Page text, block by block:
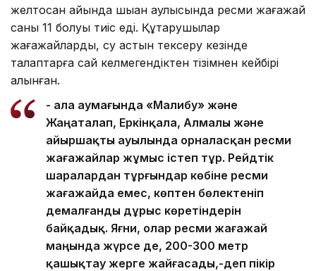
желтоқсан айында шыққан қаулысында ресми жағажай
саны 11 болуы тиіс еді. Құтқарушылар
жағажайларды, су астын тексеру кезінде
талаптарға сай келмегендіктен тізімнен кейбірі
алынған.
- Қала аумағында «Малибу» және
Жаңаталап, Еркінқала, Алмалы және
Қайыршақты ауылында орналасқан ресми
жағажайлар жұмыс істеп тұр. Рейдтік
шаралардан тұрғындар көбіне ресми
жағажайда емес, көптен бөлектеніп
демалғанды дұрыс көретіндерін
байқадық. Яғни, олар ресми жағажай
маңында жүрсе де, 200-300 метр
қашықтау жерге жайғасады,-деп пікір